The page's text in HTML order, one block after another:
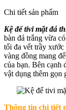
Chi tiết sản phẩm
Kệ để tivi mặt đá
bàn đá trắng vừa
tối đa vết trầy xước
vàng đồng mang
của bạn. Bên cạnh
vật dụng thêm gọn
Thông tin chi tiết